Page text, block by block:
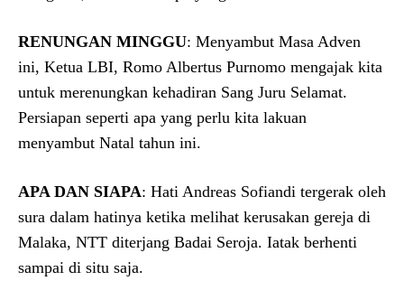
RENUNGAN MINGGU: Menyambut Masa Adven
ini, Ketua LBI, Romo Albertus Purnomo mengajak kita
untuk merenungkan kehadiran Sang Juru Selamat.
Persiapan seperti apa yang perlu kita lakuan
menyambut Natal tahun ini.
APA DAN SIAPA: Hati Andreas Sofiandi tergerak oleh
sura dalam hatinya ketika melihat kerusakan gereja di
Malaka, NTT diterjang Badai Seroja. Iatak berhenti
sampai di situ saja.